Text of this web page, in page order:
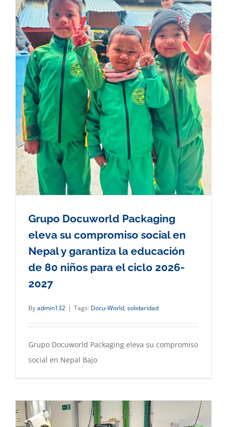
Grupo Docuworld Packaging
eleva su compromiso social en
Nepal y garantiza la educación
de 80 niños para el ciclo 2026-
2027
Byadmin132 | Tags: Docu-World, solidaridad
Grupo Docuworld Packaging eleva su compromiso
social en Nepal Bajo